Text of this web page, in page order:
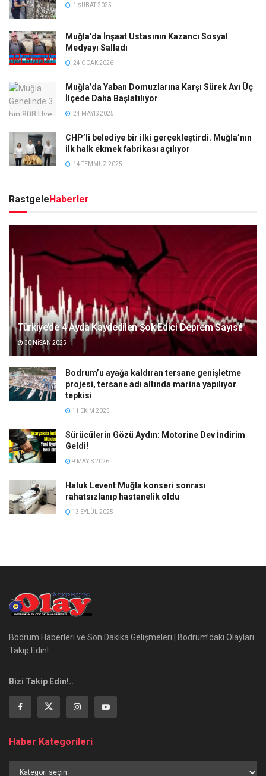
1 ŞUBAT 2025
Muğla’da İnşaat Ustasının Kazancı Sosyal
Medyayı Salladı
24 OCAK 2026
Muğla’da Yaban Domuzlarına Karşı Sürek Avı Üç
İlçede Daha Başlatılıyor
24 MAYIS 2025
CHP’li belediye bir ilki gerçekleştirdi. Muğla’nın
ilk halk ekmek fabrikası açılıyor
14 TEMMUZ 2025
RastgeleHaberler
Türkiye’de 4 Ayda Kaydedilen Şok Edici Deprem Sayısı!
30 NISAN 2025
Bodrum’u ayağa kaldıran tersane genişletme
projesi, tersane adı altında marina yapılıyor
tepkisi
11 EKIM 2025
Sürücülerin Gözü Aydın: Motorine Dev İndirim
Geldi!
9 MAYIS 2026
Haluk Levent Muğla konseri sonrası
rahatsızlanıp hastanelik oldu
13 EYLÜL 2025
Bodrum Haberleri ve Son Dakika Gelişmeleri | Bodrum’daki Olayları
Takip Edin!..
Bizi Takip Edin!..
Haber Kategorileri